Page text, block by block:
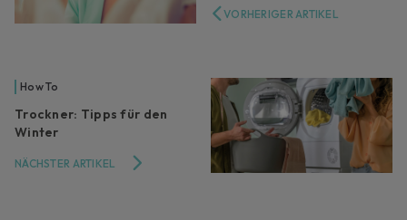
VORHERIGER ARTIKEL
How To
Trockner: Tipps für den
Winter
NÄCHSTER ARTIKEL